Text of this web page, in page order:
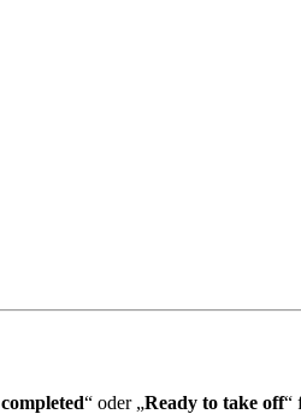
“ oder „Ready to take off“